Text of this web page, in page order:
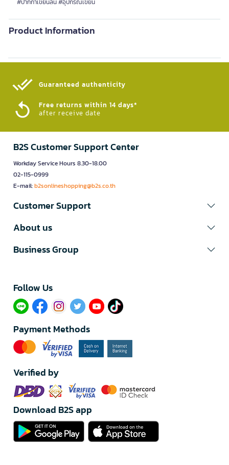
#ปากกาเขียนลื่น #อุปกรณ์เขียน
Product Information
Guaranteed authenticity​
Free returns within 14 days*
after receive date
B2S Customer Support Center
Workday Service Hours 8.30-18.00
02-115-0999
E-mail:b2sonlineshopping@b2s.co.th
Customer Support
About us
Business Group
Follow Us​
Payment Methods
Verified by
Download B2S app